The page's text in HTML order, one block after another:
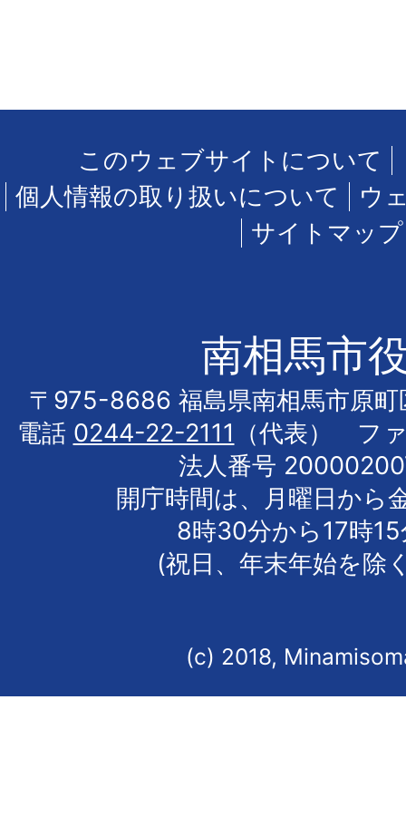
このウェブサイトについて
個人情報の取り扱いについて
ウ
サイトマップ
南相馬市
〒975-8686 福島県南相馬市原町
電話 0244-22-2111
（代表） フ
法人番号
開庁時間は、月曜日から
8時30分から17時
(祝日、年末年始を除
(c) 2018,